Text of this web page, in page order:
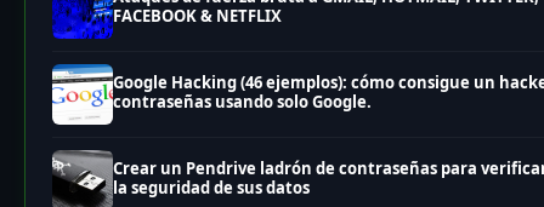
FACEBOOK & NETFLIX
Google Hacking (46 ejemplos): cómo consigue un
contraseñas usando solo Google.
Crear un Pendrive ladrón de contraseñas para
la seguridad de sus datos